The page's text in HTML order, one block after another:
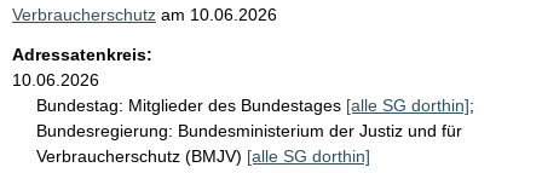
Verbraucherschutz am 10.06.2026
Adressatenkreis:
10.06.2026
Bundestag: Mitglieder des Bundestages [alle SG dorthin];
Bundesregierung: Bundesministerium der Justiz und für
Verbraucherschutz (BMJV) [alle SG dorthin]